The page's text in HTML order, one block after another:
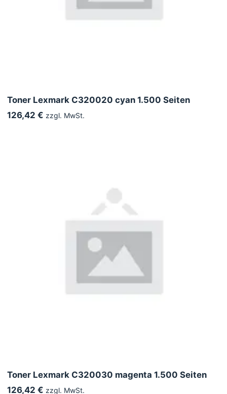
Toner Lexmark C320020 cyan 1.500 Seiten
126,42 € zzgl. MwSt.
Toner Lexmark C320030 magenta 1.500 Seiten
126,42 € zzgl. MwSt.